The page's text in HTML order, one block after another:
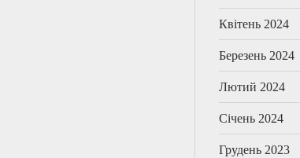
Квітень 2024
Березень 2024
Лютий 2024
Січень 2024
Грудень 2023